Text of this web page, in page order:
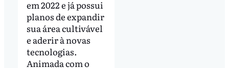
em 2022 e já possui
planos de expandir
sua área cultivável
e aderir à novas
tecnologias.
Animada com o